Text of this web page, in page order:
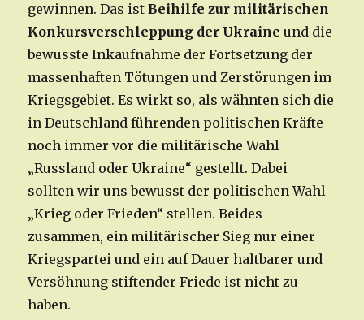
gewinnen. Das istBeihilfe zur militärischen
Konkursverschleppung der Ukraine und die
bewusste Inkaufnahme der Fortsetzung der
massenhaften Tötungen und Zerstörungen im
Kriegsgebiet. Es wirkt so, als wähnten sich die
in Deutschland führenden politischen Kräfte
noch immer vor die militärische Wahl
„Russland oder Ukraine“ gestellt. Dabei
sollten wir uns bewusst der politischen Wahl
„Krieg oder Frieden“ stellen. Beides
zusammen, ein militärischer Sieg nur einer
Kriegspartei und ein auf Dauer haltbarer und
Versöhnung stiftender Friede ist nicht zu
haben.